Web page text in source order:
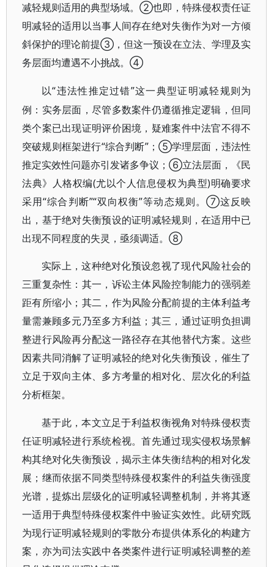
减轻规则适用的典型场域。②也即，特殊侵权责任证
明减轻的适用以当事人间存在绝对失衡作为对一方倾
斜保护的理论前提③，但这一预设在立法、学理及实
务层面均遭遇不小挑战。④
以“违法性推定过错”这一典型证明减轻规则为
例：实务层面，尽管多数案件仍遵循推定逻辑，但同
类个案已出现证明评价困境，疑难案件中法官不得不
突破规则框架进行“综合判断”；⑤学理层面，违法性
推定实效性问题亦引发诸多争议；⑥立法层面，《民
法典》人格权编(尤以个人信息侵权为典型)明确要求
采用“综合判断”“双向权衡”等动态规则。⑦这反映
出，基于绝对失衡预设的证明减轻规则，在适用中已
出现不同程度的失灵，亟须调适。⑧
实际上，这种绝对化预设忽视了现代风险社会的
三重复杂性：其一，诉讼主体风险控制能力的强弱差
距有所缩小；其二，作为风险分配前提的主体利益考
量需兼顾多元乃至多方利益；其三，通过证明负担调
整进行风险再分配这一路径存在其他替代方案。这些
因素共同消解了证明减轻的绝对化失衡预设，催生了
立足于双向主体、多方考量的相对化、层次化的利益
分析框架。
基于此，本文立足于利益权衡视角对特殊侵权责
任证明减轻进行系统检视。首先通过现实侵权场景解
构其绝对化失衡预设，揭示主体失衡结构的相对化发
展；继而依据不同类型特殊侵权案件的利益失衡强度
光谱，提炼出层级化的证明减轻调整机制，并将其逐
一适用于典型特殊侵权案件中验证实效性。此研究既
为现行证明减轻规则的零散分布提供体系化的构建方
案，亦为司法实践中各类案件进行证明减轻调整的差